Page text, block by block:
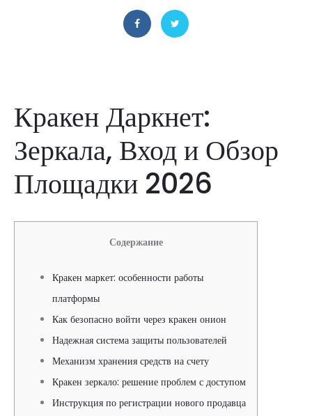
Кракен Даркнет:
Зеркала, Вход и Обзор
Площадки 2026
Содержание
Кракен маркет: особенности работы
платформы
Как безопасно войти через кракен онион
Надежная система защиты пользователей
Механизм хранения средств на счету
Кракен зеркало: решение проблем с доступом
Инструкция по регистрации нового продавца